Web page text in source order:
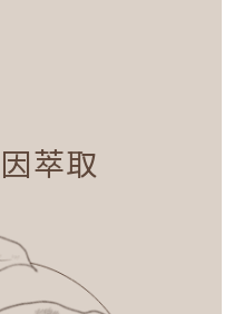
萃取